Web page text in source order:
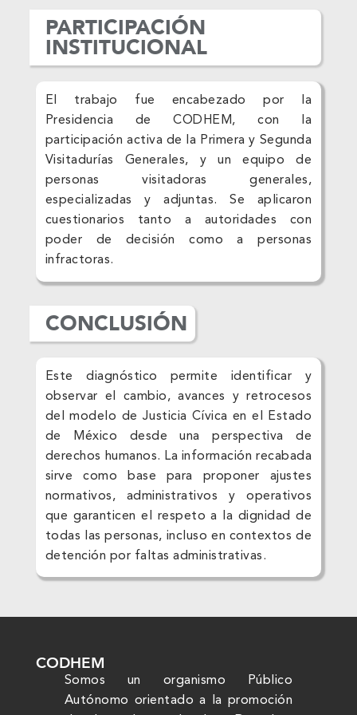
PARTICIPACIÓN
INSTITUCIONAL
El trabajo fue encabezado por la
Presidencia de CODHEM, con la
participación activa de la Primera y Segunda
Visitadurías Generales, y un equipo de
personas visitadoras generales,
especializadas y adjuntas. Se aplicaron
cuestionarios tanto a autoridades con
poder de decisión como a personas
infractoras.
CONCLUSIÓN
Este diagnóstico permite identificar y
observar el cambio, avances y retrocesos
del modelo de Justicia Cívica en el Estado
de México desde una perspectiva de
derechos humanos. La información recabada
sirve como base para proponer ajustes
normativos, administrativos y operativos
que garanticen el respeto a la dignidad de
todas las personas, incluso en contextos de
detención por faltas administrativas.
CODHEM
Somos un organismo Público
Autónomo orientado a la promoción